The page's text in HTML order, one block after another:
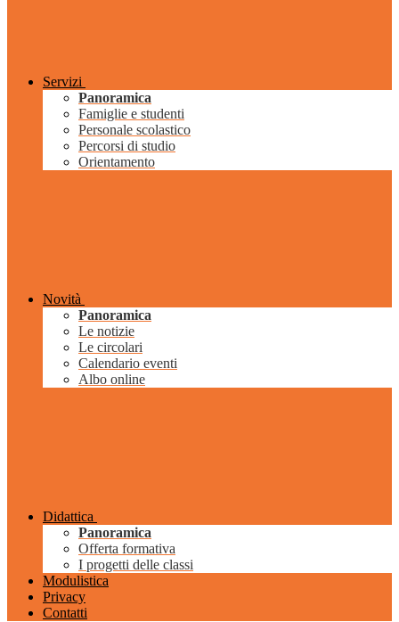
Servizi
Panoramica
Famiglie e studenti
Personale scolastico
Percorsi di studio
Orientamento
Novità
Panoramica
Le notizie
Le circolari
Calendario eventi
Albo online
Didattica
Panoramica
Offerta formativa
I progetti delle classi
Modulistica
Privacy
Contatti